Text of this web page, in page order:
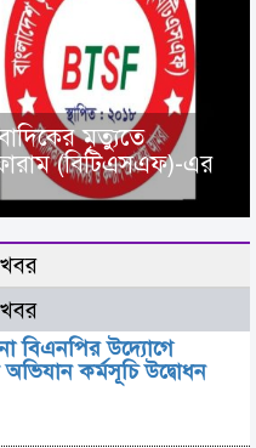
মৃত্যুতে
(বিটিএসএফ)-এর
বিএনপির উদ্যোগে
কর্মসূচি উদ্বোধন